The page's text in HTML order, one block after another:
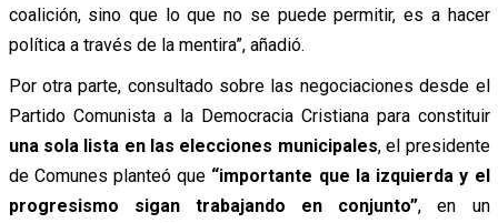
coalición, sino que lo que no se puede permitir, es a hacer
política a través de la mentira”, añadió.
Por otra parte, consultado sobre las negociaciones desde el
Partido Comunista a la Democracia Cristiana para constituir
una sola lista en las elecciones municipales, el presidente
de Comunes planteó que “importante que la izquierda y el
progresismo sigan trabajando en conjunto”, en un